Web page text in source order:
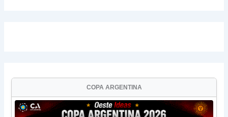
COPA ARGENTINA